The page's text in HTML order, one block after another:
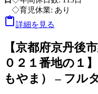
◇育児休業: あり
 詳細を見る
【京都府京丹後
０２１番地の１
もやま） – フル